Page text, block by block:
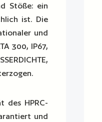
Stöße: ein
ist. Die
und
300, IP67,
des HPRC-
und